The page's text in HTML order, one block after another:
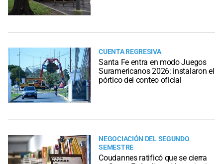
CUENTA REGRESIVA
Santa Fe entra en modo Juegos
Suramericanos 2026: instalaron el
pórtico del conteo oficial
NEGOCIACIÓN DEL SEGUNDO
SEMESTRE
Coudannes ratificó que se cierra